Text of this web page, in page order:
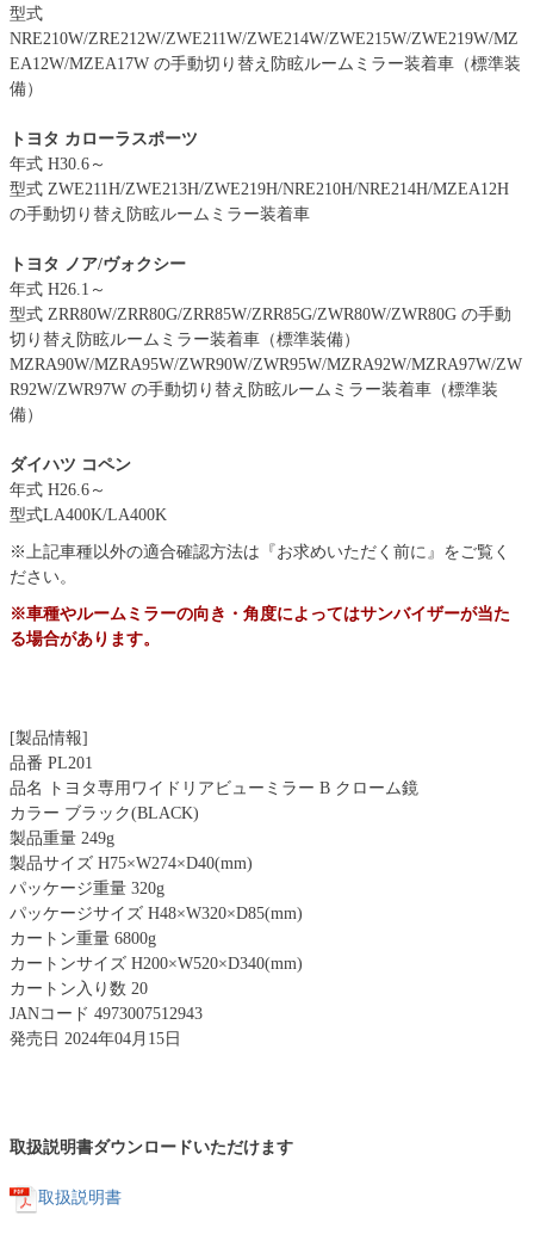
型式
NRE210W/ZRE212W/ZWE211W/ZWE214W/ZWE215W/ZWE219W/MZ
EA12W/MZEA17W の手動切り替え防眩ルームミラー装着車（標準装
備）
トヨタ カローラスポーツ
年式 H30.6～
型式 ZWE211H/ZWE213H/ZWE219H/NRE210H/NRE214H/MZEA12H
の手動切り替え防眩ルームミラー装着車
トヨタ ノア/ヴォクシー
年式 H26.1～
型式 ZRR80W/ZRR80G/ZRR85W/ZRR85G/ZWR80W/ZWR80G の手動
切り替え防眩ルームミラー装着車（標準装備）
MZRA90W/MZRA95W/ZWR90W/ZWR95W/MZRA92W/MZRA97W/ZW
R92W/ZWR97W の手動切り替え防眩ルームミラー装着車（標準装
備）
ダイハツ コペン
年式 H26.6～
型式LA400K/LA400K
※上記車種以外の適合確認方法は『お求めいただく前に』をご覧く
ださい。
※車種やルームミラーの向き・角度によってはサンバイザーが当た
る場合があります。
[製品情報]
品番 PL201
品名 トヨタ専用ワイドリアビューミラー B クローム鏡
カラー ブラック(BLACK)
製品重量 249g
製品サイズ H75×W274×D40(mm)
パッケージ重量 320g
パッケージサイズ H48×W320×D85(mm)
カートン重量 6800g
カートンサイズ H200×W520×D340(mm)
カートン入り数 20
JANコード 4973007512943
発売日 2024年04月15日
取扱説明書ダウンロードいただけます
取扱説明書